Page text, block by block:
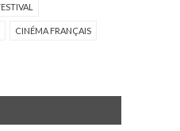
CINÉMA FRANÇAIS